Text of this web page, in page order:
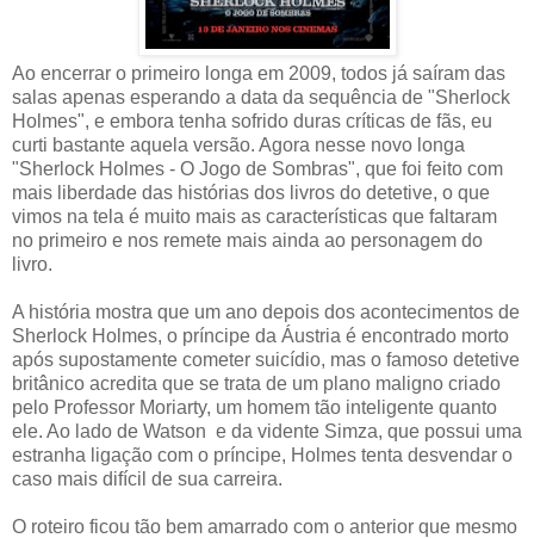
Ao encerrar o primeiro longa em 2009, todos já saíram das
salas apenas esperando a data da sequência de "Sherlock
Holmes", e embora tenha sofrido duras críticas de fãs, eu
curti bastante aquela versão. Agora nesse novo longa
"Sherlock Holmes - O Jogo de Sombras", que foi feito com
mais liberdade das histórias dos livros do detetive, o que
vimos na tela é muito mais as características que faltaram
no primeiro e nos remete mais ainda ao personagem do
livro.
A história mostra que um ano depois dos acontecimentos de
Sherlock Holmes, o príncipe da Áustria é encontrado morto
após supostamente cometer suicídio, mas o famoso detetive
britânico acredita que se trata de um plano maligno criado
pelo Professor Moriarty, um homem tão inteligente quanto
ele. Ao lado de Watson e da vidente Simza, que possui uma
estranha ligação com o príncipe, Holmes tenta desvendar o
caso mais difícil de sua carreira.
O roteiro ficou tão bem amarrado com o anterior que mesmo